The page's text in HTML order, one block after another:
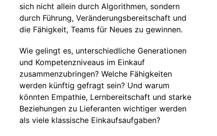
sich nicht allein durch Algorithmen, sondern
durch Führung, Veränderungsbereitschaft und
die Fähigkeit, Teams für Neues zu gewinnen.
Wie gelingt es, unterschiedliche Generationen
und Kompetenzniveaus im Einkauf
zusammenzubringen? Welche Fähigkeiten
werden künftig gefragt sein? Und warum
könnten Empathie, Lernbereitschaft und starke
Beziehungen zu Lieferanten wichtiger werden
als viele klassische Einkaufsaufgaben?